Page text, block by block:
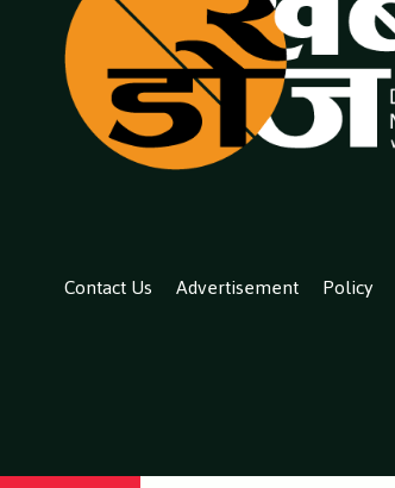
Contact Us
Advertisement Policy